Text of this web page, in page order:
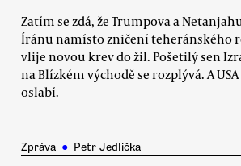
Zatím se zdá, že Trumpova a
Íránu namísto zničení teheránského
vlije novou krev do žil. Pošetilý sen
na Blízkém východě se rozplývá. A
oslabí.
Zpráva ● Petr Jedlička